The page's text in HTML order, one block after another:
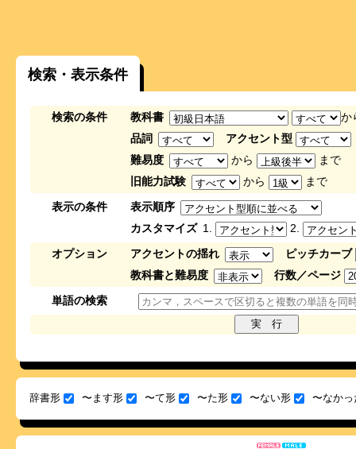
検索・表示条件
検索の条件 教科書
か
品詞
アクセント型
難易度
から
まで
旧能力試験
から
まで
表示の条件
表示順序
カスタマイズ 1.
2.
オプション
アクセントの揺れ
ピッチカーブ
教科書と難易度
行数／ページ
単語の検索
辞書形 〜ます形 〜て形 〜た形 〜ない形 〜なかっ